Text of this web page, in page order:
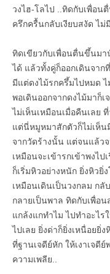
วงไฮ-โลไป ..ทิดกับเพื่อน
ครึกครื้นกลับเงียบสงัด ไม่
ทิดเขียวกับเพื่อนตื่นขึ้นมา
ได้ แล้วทั้งคู่ก็ออกเดินจาก
มีแต่ดงไม้รกครึ้มไปหมด ไ
พอเดินออกจากดงไม้มาก็
ไม่เห็นเหมือนเมื่อคืนเลย
แต่นี่หมูหมาสักตัวก็ไม่เห็น
จากวัดร้างนั้น แต่จนแล้ว
เหมือนจะเข้ารกเข้าพงไ
ก็เริ่มหิวอย่างหนัก ยิ่งหิวยิ่
เหมือนเดินเป็นวงกลม กลั
กลายเป็นพาล ทิดกับเพื่อ
แกล้งแกทำไม ไปทำอะไ
ไปเลย ยิ่งด่าก็ยิ่งเหนื่อยยิ่
ที่ฐานเจดีย์หัก ให้เงาเจดี
ความเพลีย..